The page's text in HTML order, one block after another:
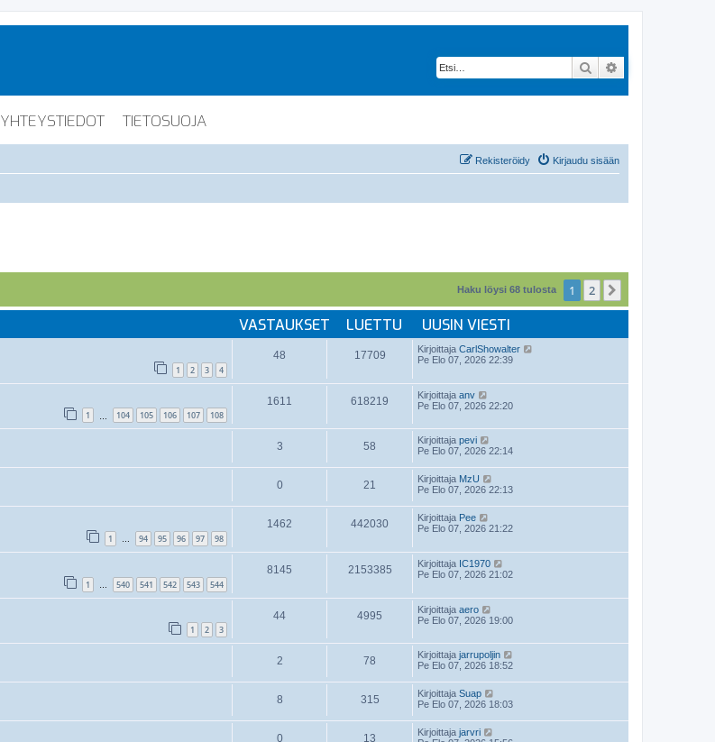
Etsi
YHTEYSTIEDOT TIETOSUOJA
Kirjaudu sisään
Rekisteröidy
Haku löysi 68 tulosta 1 2
VASTAUKSET LUETTU UUSIN VIESTI
1 2 3 4
48 17709 Kirjoittaja CarlShowalter
Pe Elo 07, 2026 22:39
1 104 105 106 107 108
1611 618219 Kirjoittaja anv
Pe Elo 07, 2026 22:20
3 58 Kirjoittaja pevi
Pe Elo 07, 2026 22:14
0 21 Kirjoittaja MzU
Pe Elo 07, 2026 22:13
1 … 94 95 96 97 98
1462 442030 Kirjoittaja Pee
Pe Elo 07, 2026 21:22
1 … 540 541 542 543 544
8145 2153385 Kirjoittaja IC1970
Pe Elo 07, 2026 21:02
1 2 3
44 4995 Kirjoittaja aero
Pe Elo 07, 2026 19:00
2 78 Kirjoittaja jarrupoljin
Pe Elo 07, 2026 18:52
8 315 Kirjoittaja Suap
Pe Elo 07, 2026 18:03
0 13 Kirjoittaja jarvri